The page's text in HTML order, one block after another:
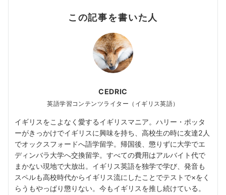
この記事を書いた人
CEDRIC
英語学習コンテンツライター（イギリス英語）
イギリスをこよなく愛するイギリスマニア。ハリー・ポッタ
ーがきっかけでイギリスに興味を持ち、高校生の時に友達2人
でオックスフォードへ語学留学。帰国後、懲りずに大学でエ
ディンバラ大学へ交換留学。すべての費用はアルバイト代で
まかない現地で大放出。イギリス英語を独学で学び、発音も
スペルも高校時代からイギリス流にしたことでテストで×をく
らうもやっぱり懲りない。今もイギリスを推し続けている。